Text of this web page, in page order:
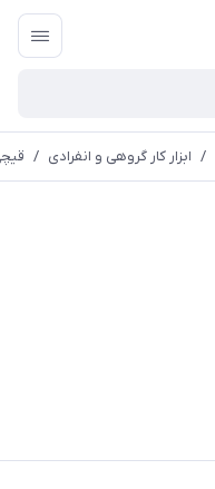
/ ابزار کار گروهی و انفرادی /